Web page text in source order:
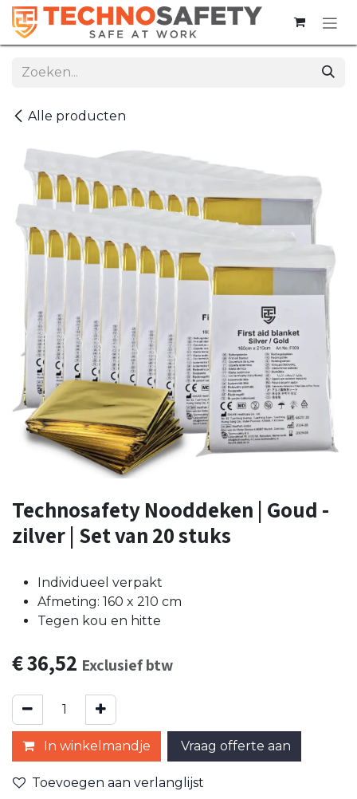
Overslaan naar inhoud
Alle producten
Technosafety Nooddeken | Goud -
zilver | Set van 20 stuks
Individueel verpakt
Afmeting: 160 x 210 cm
Tegen kou en hitte
€36,52 Exclusief btw
In winkelmandje Vraag offerte aan
Toevoegen aan verlanglijst